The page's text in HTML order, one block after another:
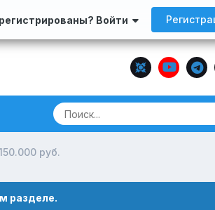
Войти
руб.
разделе.